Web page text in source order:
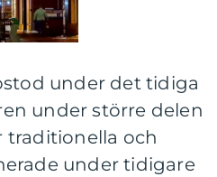
under det tidiga
under större delen
traditionella och
under tidigare